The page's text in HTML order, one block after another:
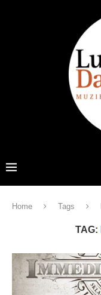
Home Tags
TAG: